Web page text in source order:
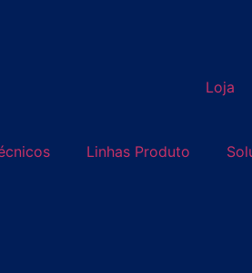
Loja
Linhas Produto